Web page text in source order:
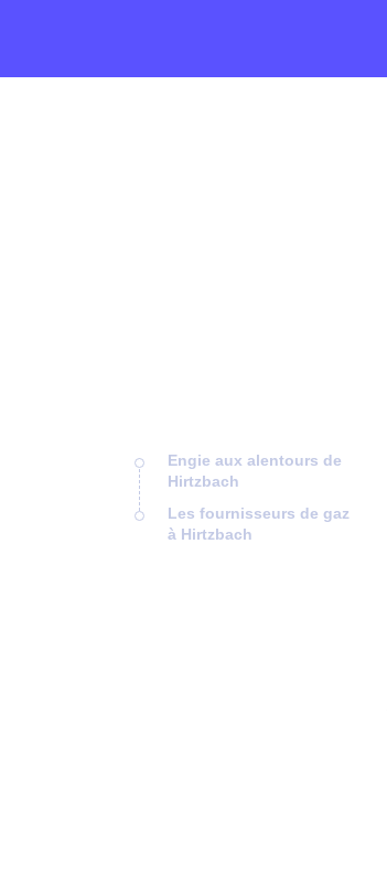
Engie aux alentours de
Hirtzbach
Les fournisseurs de gaz
à Hirtzbach